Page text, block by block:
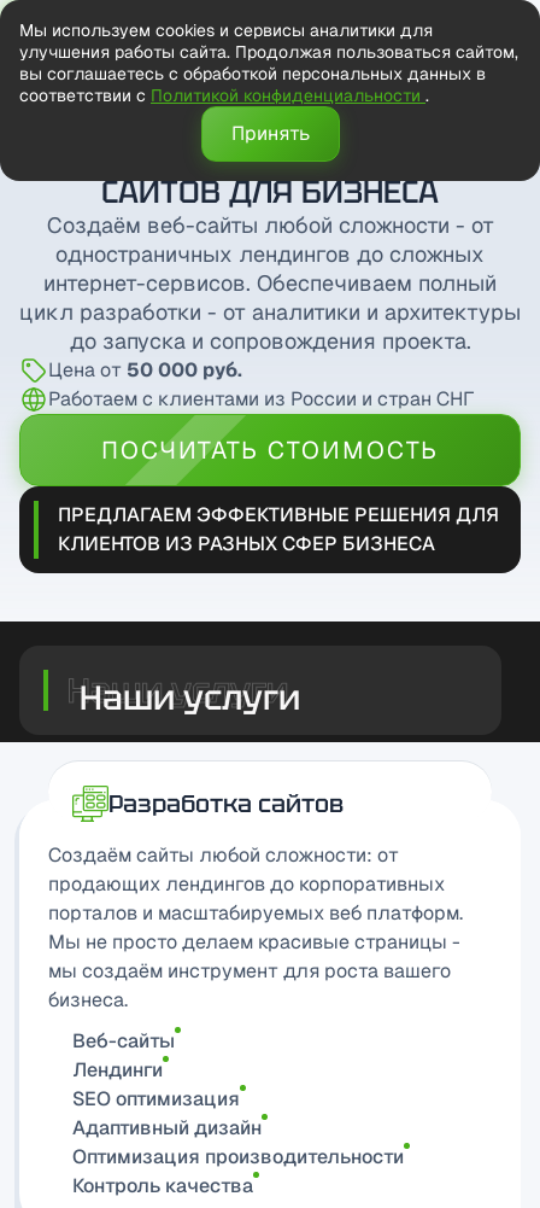
ИНДИВИДУАЛЬНАЯ РАЗРАБОТКА
САЙТОВ ДЛЯ БИЗНЕСА
Создаём веб-сайты любой сложности - от
одностраничных лендингов до сложных
интернет-сервисов. Обеспечиваем полный
цикл разработки - от аналитики и архитектуры
до запуска и сопровождения проекта.
Цена от 50 000 руб.
Работаем с клиентами из России и стран СНГ
ПОСЧИТАТЬ СТОИМОСТЬ
ПРЕДЛАГАЕМ ЭФФЕКТИВНЫЕ РЕШЕНИЯ ДЛЯ
КЛИЕНТОВ ИЗ РАЗНЫХ СФЕР БИЗНЕСА
Наши услуги
Разработка сайтов
Создаём сайты любой сложности: от
продающих лендингов до корпоративных
порталов и масштабируемых веб платформ.
Мы не просто делаем красивые страницы -
мы создаём инструмент для роста вашего
бизнеса.
Веб-сайты
Лендинги
SEO оптимизация
Адаптивный дизайн
Оптимизация производительности
Контроль качества
Мы используем cookies и сервисы аналитики для
улучшения работы сайта. Продолжая пользоваться сайтом,
вы соглашаетесь с обработкой персональных данных в
соответствии с Политикой конфиденциальности .
Принять